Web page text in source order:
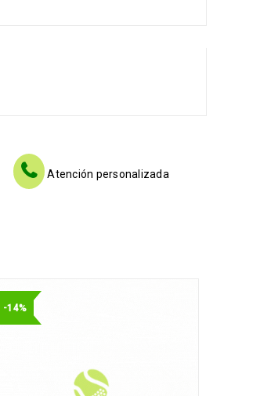
Atención personalizada
-14%